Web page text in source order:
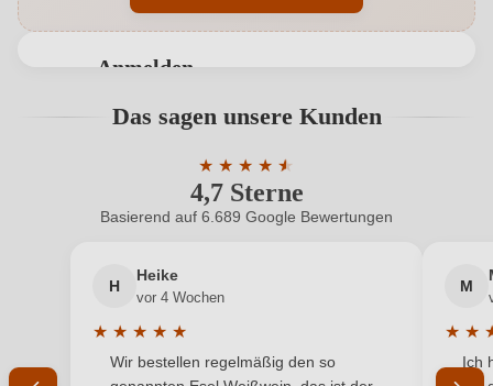
adresse
5, 26041 CASALMAGGIORE, Italien
Region Lombardei
Anmelden
Benutzern abgegeben werden. Bitte loggen Sie sich
Neuer Kunde? Neuer Kunde?
Ihre E-Mail-Adresse
Ihr Passwort
Das sagen unsere Kunden
4,7 Sterne
★ ★ ★ ★ ★
★
Durchschnittliche Bewertung von 4.7
Basierend auf 6.689 Google Bewertungen
H
Heike
vor 4 Wochen
★ ★ ★ ★ ★
Durchschnittliche Bewertung von 5 von 5 Sternen
Wir bestellen regelmäßig den so
M
★ ★
Ich